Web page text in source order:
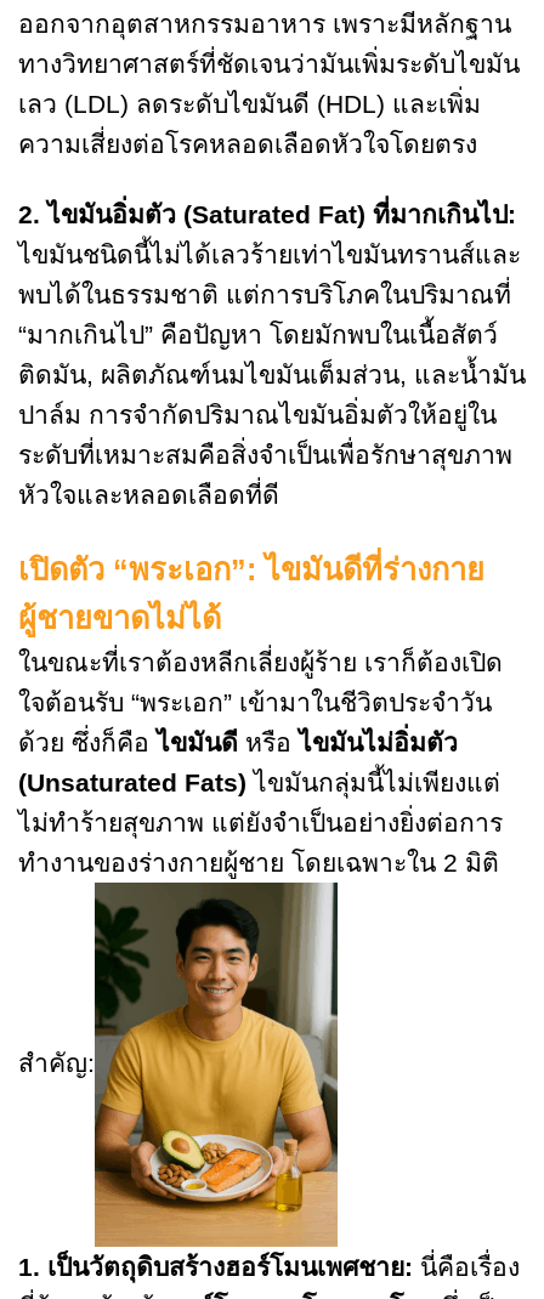
ออกจากอุตสาหกรรมอาหาร เพราะมีหลักฐาน
ทางวิทยาศาสตร์ที่ชัดเจนว่ามันเพิ่มระดับไขมัน
เลว (LDL) ลดระดับไขมันดี (HDL) และเพิ่ม
ความเสี่ยงต่อโรคหลอดเลือดหัวใจโดยตรง
2. ไขมันอิ่มตัว (Saturated Fat) ที่มากเกินไป:
ไขมันชนิดนี้ไม่ได้เลวร้ายเท่าไขมันทรานส์และ
พบได้ในธรรมชาติ แต่การบริโภคในปริมาณที่
“มากเกินไป” คือปัญหา โดยมักพบในเนื้อสัตว์
ติดมัน, ผลิตภัณฑ์นมไขมันเต็มส่วน, และน้ำมัน
ปาล์ม การจำกัดปริมาณไขมันอิ่มตัวให้อยู่ใน
ระดับที่เหมาะสมคือสิ่งจำเป็นเพื่อรักษาสุขภาพ
หัวใจและหลอดเลือดที่ดี
เปิดตัว “พระเอก”: ไขมันดีที่ร่างกาย
ผู้ชายขาดไม่ได้
ในขณะที่เราต้องหลีกเลี่ยงผู้ร้าย เราก็ต้องเปิด
ใจต้อนรับ “พระเอก” เข้ามาในชีวิตประจำวัน
ด้วย ซึ่งก็คือไขมันดี หรือไขมันไม่อิ่มตัว
(Unsaturated Fats) ไขมันกลุ่มนี้ไม่เพียงแต่
ไม่ทำร้ายสุขภาพ แต่ยังจำเป็นอย่างยิ่งต่อการ
ทำงานของร่างกายผู้ชาย โดยเฉพาะใน 2 มิติ
สำคัญ:
1. เป็นวัตถุดิบสร้างฮอร์โมนเพศชาย: นี่คือเรื่อง